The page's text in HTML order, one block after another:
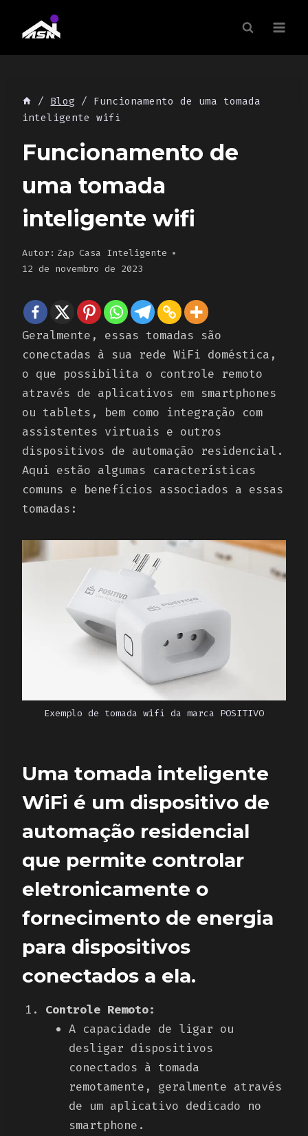
/ Blog / Funcionamento de uma tomada
inteligente wifi
Funcionamento de
uma tomada
inteligente wifi
Autor: Zap Casa Inteligente
12 de novembro de 2023
Geralmente, essas tomadas são
conectadas à sua rede WiFi doméstica,
o que possibilita o controle remoto
através de aplicativos em smartphones
ou tablets, bem como integração com
assistentes virtuais e outros
dispositivos de automação residencial.
Aqui estão algumas características
comuns e benefícios associados a essas
tomadas:
Exemplo de tomada wifi da marca POSITIVO
Uma tomada inteligente
WiFi é um dispositivo de
automação residencial
que permite controlar
eletronicamente o
fornecimento de energia
para dispositivos
conectados a ela.
Controle Remoto:
A capacidade de ligar ou
desligar dispositivos
conectados à tomada
remotamente, geralmente através
de um aplicativo dedicado no
smartphone.